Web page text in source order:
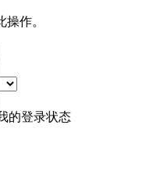
作。
的登录状态